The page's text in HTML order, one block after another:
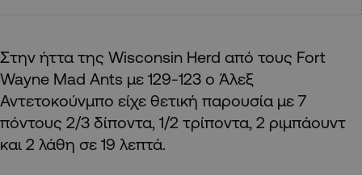
Στην ήττα της Wisconsin Herd από τους Fort
Wayne Mad Ants με 129-123 ο Άλεξ
Αντετοκούνμπο είχε θετική παρουσία με 7
πόντους 2/3 δίποντα, 1/2 τρίποντα, 2 ριμπάουντ
και 2 λάθη σε 19 λεπτά.